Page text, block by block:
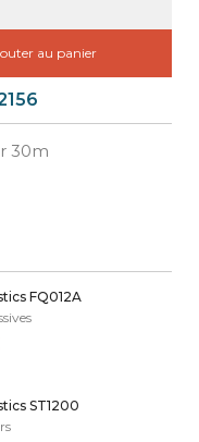
au panier
30m
FQ012A
ST1200